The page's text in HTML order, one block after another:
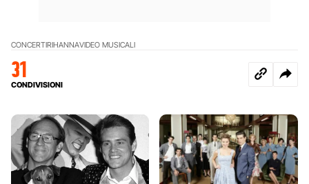
CONCERTIRIHANNAVIDEO MUSICALI
31
CONDIVISIONI